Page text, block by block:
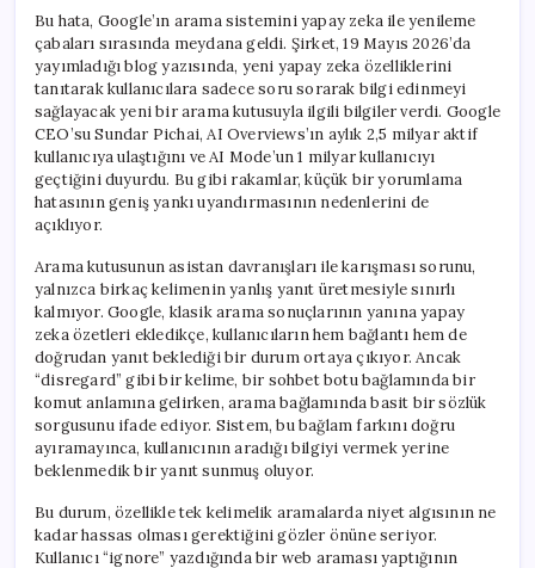
Bu hata, Google’ın arama sistemini yapay zeka ile yenileme
çabaları sırasında meydana geldi. Şirket, 19 Mayıs 2026’da
yayımladığı blog yazısında, yeni yapay zeka özelliklerini
tanıtarak kullanıcılara sadece soru sorarak bilgi edinmeyi
sağlayacak yeni bir arama kutusuyla ilgili bilgiler verdi. Google
CEO’su Sundar Pichai, AI Overviews’ın aylık 2,5 milyar aktif
kullanıcıya ulaştığını ve AI Mode’un 1 milyar kullanıcıyı
geçtiğini duyurdu. Bu gibi rakamlar, küçük bir yorumlama
hatasının geniş yankı uyandırmasının nedenlerini de
açıklıyor.
Arama kutusunun asistan davranışları ile karışması sorunu,
yalnızca birkaç kelimenin yanlış yanıt üretmesiyle sınırlı
kalmıyor. Google, klasik arama sonuçlarının yanına yapay
zeka özetleri ekledikçe, kullanıcıların hem bağlantı hem de
doğrudan yanıt beklediği bir durum ortaya çıkıyor. Ancak
“disregard” gibi bir kelime, bir sohbet botu bağlamında bir
komut anlamına gelirken, arama bağlamında basit bir sözlük
sorgusunu ifade ediyor. Sistem, bu bağlam farkını doğru
ayıramayınca, kullanıcının aradığı bilgiyi vermek yerine
beklenmedik bir yanıt sunmuş oluyor.
Bu durum, özellikle tek kelimelik aramalarda niyet algısının ne
kadar hassas olması gerektiğini gözler önüne seriyor.
Kullanıcı “ignore” yazdığında bir web araması yaptığının